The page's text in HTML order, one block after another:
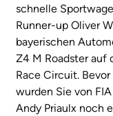
schnelle
Runner-up Oliver
bayerischen
Z4 M Roadster auf
Race Circuit.
wurden Sie von
Andy Priaulx noch